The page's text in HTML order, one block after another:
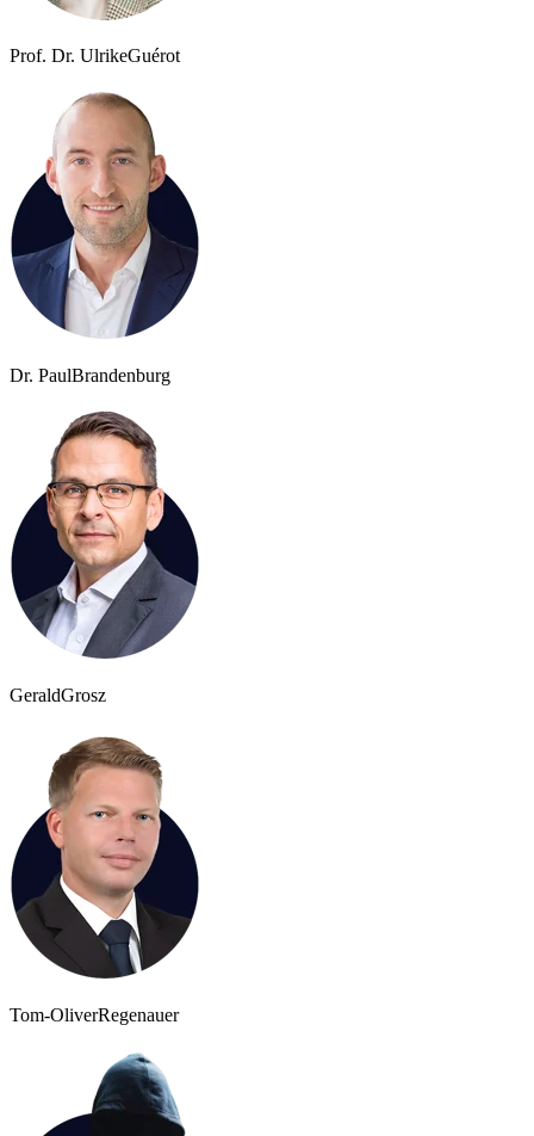
Prof. Dr. UlrikeGuérot
Dr. PaulBrandenburg
GeraldGrosz
Tom-OliverRegenauer